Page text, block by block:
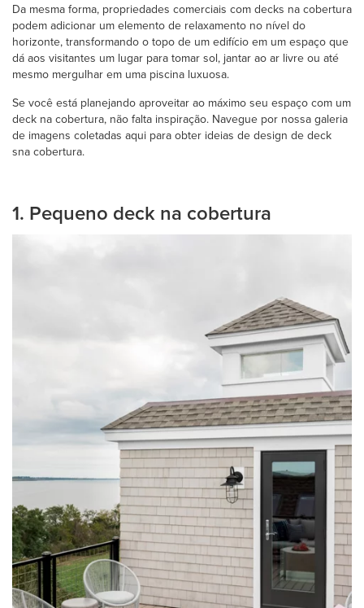
Da mesma forma, propriedades comerciais com decks na cobertura
podem adicionar um elemento de relaxamento no nível do
horizonte, transformando o topo de um edifício em um espaço que
dá aos visitantes um lugar para tomar sol, jantar ao ar livre ou até
mesmo mergulhar em uma piscina luxuosa.
Se você está planejando aproveitar ao máximo seu espaço com um
deck na cobertura, não falta inspiração. Navegue por nossa galeria
de imagens coletadas aqui para obter ideias de design de deck
sna cobertura.
1. Pequeno deck na cobertura